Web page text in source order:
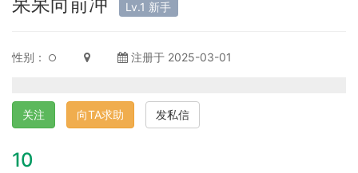
Lv.1 新手
性别： 注册于 2025-03-01
关注 向TA求助 发私信
10